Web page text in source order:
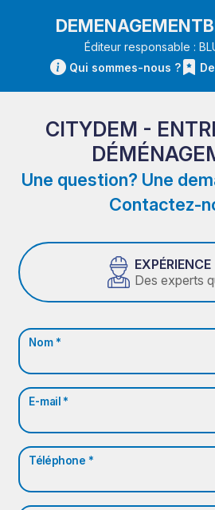
Éditeur responsable :
Qui sommes-nous ?
CITYDEM -
Une question? Une
Contactez-
EXPÉRIENCE
Des experts
Nom *
E-mail *
Téléphone *